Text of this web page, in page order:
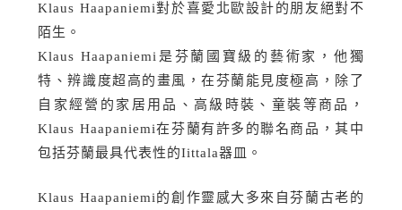
Klaus Haapaniemi對於喜愛北歐設計的朋友絕對不
陌生。
Klaus Haapaniemi是芬蘭國寶級的藝術家，他獨
特、辨識度超高的畫風，在芬蘭能見度極高，除了
自家經營的家居用品、高級時裝、童裝等商品，
Klaus Haapaniemi在芬蘭有許多的聯名商品，其中
包括芬蘭最具代表性的Iittala器皿。
Klaus Haapaniemi的創作靈感大多來自芬蘭古老的